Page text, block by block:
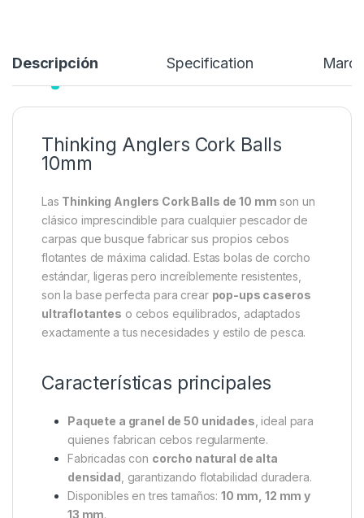
Descripción Specification
Thinking Anglers Cork Balls
Thinking Anglers Cork Balls de 10 mm
clásico imprescindible para cualquier pescador de
carpas que busque fabricar sus propios cebos
flotantes de máxima calidad. Estas bolas de corcho
estándar, ligeras pero increíblemente resistentes,
son la base perfecta para crearpop-ups caseros
ultraflotantes